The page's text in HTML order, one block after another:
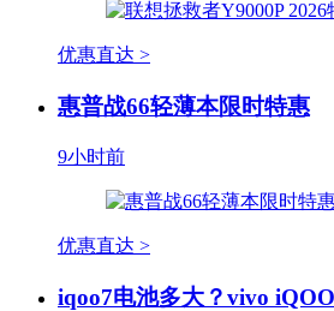
优惠直达 >
惠普战66轻薄本限时特惠
9小时前
优惠直达 >
iqoo7电池多大？vivo